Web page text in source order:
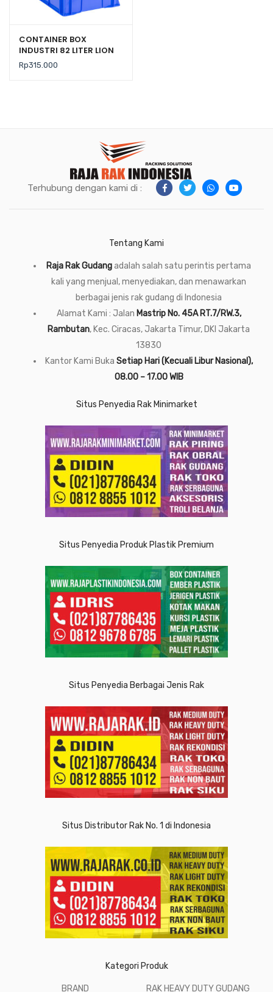
CONTAINER BOX
INDUSTRI 82 LITER LION
STAR IC-33 FORTE
CRATE 203 UKURAN 625 x
Rp315.000
Terhubung dengan kami di :
Tentang Kami
Raja Rak Gudangadalah salah satu perintis pertama
kali yang menjual, menyediakan, dan menawarkan
berbagai jenis rak gudang di Indonesia
Alamat Kami : Jalan Mastrip No. 45A RT.7/RW.3,
Rambutan, Kec. Ciracas, Jakarta Timur, DKI Jakarta
13830
Kantor Kami Buka Setiap Hari (Kecuali Libur Nasional),
08.00 – 17.00 WIB
Situs Penyedia Rak Minimarket
Situs Penyedia Produk Plastik Premium
Situs Penyedia Berbagai Jenis Rak
Situs Distributor Rak No. 1 di Indonesia
Kategori Produk
BRAND RAK HEAVY DUTY GUDANG